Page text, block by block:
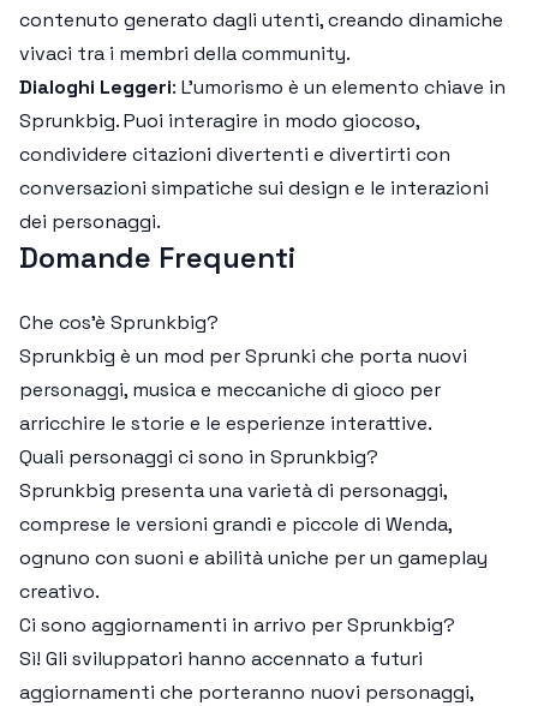
contenuto generato dagli utenti, creando dinamiche
vivaci tra i membri della community.
Dialoghi Leggeri: L'umorismo è un elemento chiave in
Sprunkbig. Puoi interagire in modo giocoso,
condividere citazioni divertenti e divertirti con
conversazioni simpatiche sui design e le interazioni
dei personaggi.
Domande Frequenti
Che cos'è Sprunkbig?
Sprunkbig è un mod per Sprunki che porta nuovi
personaggi, musica e meccaniche di gioco per
arricchire le storie e le esperienze interattive.
Quali personaggi ci sono in Sprunkbig?
Sprunkbig presenta una varietà di personaggi,
comprese le versioni grandi e piccole di Wenda,
ognuno con suoni e abilità uniche per un gameplay
creativo.
Ci sono aggiornamenti in arrivo per Sprunkbig?
Sì! Gli sviluppatori hanno accennato a futuri
aggiornamenti che porteranno nuovi personaggi,